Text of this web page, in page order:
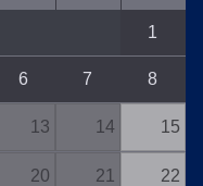
1
6 7 8
13 14 15
20 21 22